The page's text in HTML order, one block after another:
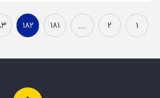
۱ ۲ ... ۱۸۱ ۱۸۲